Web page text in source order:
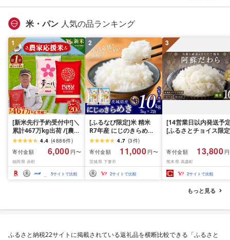
グ対象)
米・パン 人気の品ランキング
1
[新米先行予約受付中!]＼
累計467万kg出荷 /[農家
応援米]訳あり 令和7年産
令和8年産ふくきらり 夢
つくし 5kg 10kg 15kg
20kg [選べる品種・内容
量・出荷時期]複数原料
米 白米 精米 国産 限定
4.4 (4886件)
寄付金額
6,000 円〜
福岡県 赤村
5サイトで比較
2
[ふるなび限定]米 精米
R7年産 にじのきらめき
10kg 10月 FN-Limited-
4.7 (3件)
寄付金額
11,000 円〜
茨城県 下妻市
2サイトで比較
3
[14営業日以内発送予
[ふるさとチョイス限定
だわら 熊本県 高森町
リジナル米 計
10kg(5kg×2袋)精米 お
米 米 5kg×2 10kg
寄付金額 13,800
熊本県 高森町
2サイトで比較
もっと見る
ふるさと納税22サイトに掲載されている返礼品を横断比較できる「ふるさと